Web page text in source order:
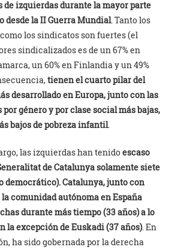
izquierdas durante la mayor parte
desde la II Guerra Mundial. Tanto los
los sindicatos son fuertes (el
sindicalizados es de un 67% en
un 60% en Finlandia y un 49%
tienen el cuarto pilar del
desarrollado en Europa, junto con las
género y por clase social más bajas,
bajos de pobreza infantil.
las izquierdas han tenidoescaso
de Catalunya solamente siete
democrático). Catalunya, junto con
comunidad autónoma en España
durante más tiempo (33 años) a lo
la excepción de Euskadi (37 años). En
ha sido gobernada por la derecha